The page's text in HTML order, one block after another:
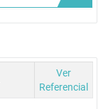
Ver
Referencial